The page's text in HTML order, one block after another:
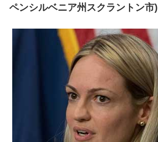
ペンシルベニア州スクラントン市)